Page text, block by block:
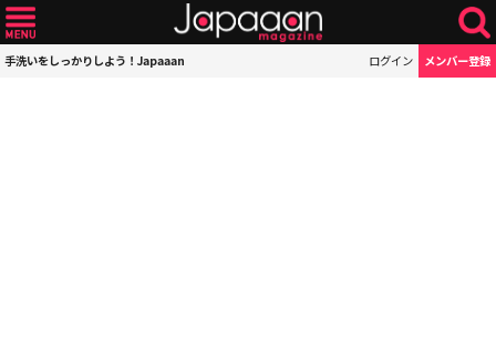
手洗いをしっかりしよう！Japaaan ログイン メンバー登録